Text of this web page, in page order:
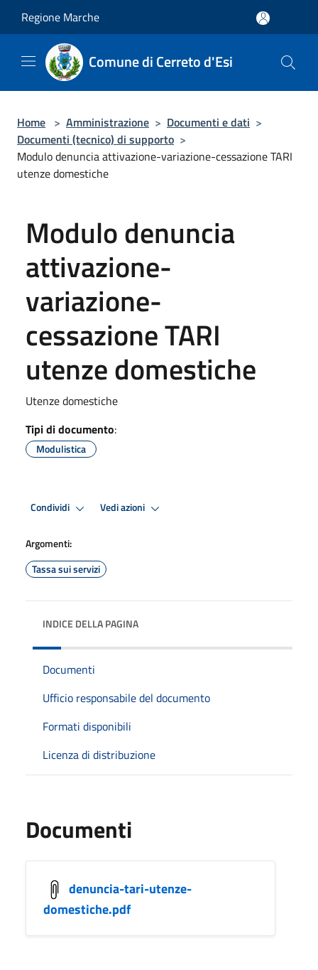
Regione Marche
Comune di Cerreto d'Esi
Home > Amministrazione > Documenti e dati >
Documenti (tecnico) di supporto >
Modulo denuncia attivazione-variazione-cessazione TARI
utenze domestiche
Modulo denuncia
attivazione-
variazione-
cessazione TARI
utenze domestiche
Utenze domestiche
Tipi di documento:
Modulistica
Condividi Vedi azioni
Argomenti:
Tassa sui servizi
INDICE DELLA PAGINA
Documenti
Ufficio responsabile del documento
Formati disponibili
Licenza di distribuzione
Documenti
denuncia-tari-utenze-
domestiche.pdf